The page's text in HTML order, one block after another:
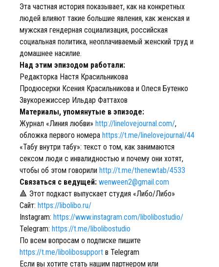
Эта частная история показывает, как на конкретных
людей влияют такие большие явления, как женская и
мужская гендерная социализация, российская
социальная политика, неоплачиваемый женский труд и
домашнее насилие.
Над этим эпизодом работали:
Редакторка Настя Красильникова
Продюсерки Ксения Красильникова и Олеся Бутенко
Звукорежиссер Ильдар Фаттахов
Материалы, упомянутые в эпизоде:
Журнал «Линия любви» http://linelovejournal.com/,
обложка первого номера https://t.me/linelovejournal/44
«Табу внутри табу»: текст о том, как занимаются
сексом люди с инвалидностью и почему они хотят,
чтобы об этом говорили http://t.me/thenewtab/4533
Связаться с ведущей: wenween2@gmail.com
🔺 Этот подкаст выпускает студия «Либо/Либо»
Сайт: https://libolibo.ru/
Instagram: https://www.instagram.com/libolibostudio/
Telegram: https://t.me/libolibostudio
По всем вопросам о подписке пишите
https://t.me/libolibosupport в Telegram
Если вы хотите стать нашим партнером или